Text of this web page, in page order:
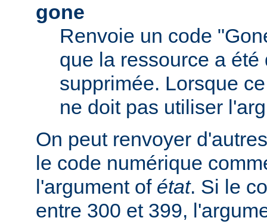
gone
Renvoie un code
que la ressource a été
supprimée. Lorsque
ne doit pas utiliser
On peut renvoyer
le code numérique
l'argument of état. Si le
entre 300 et 399,